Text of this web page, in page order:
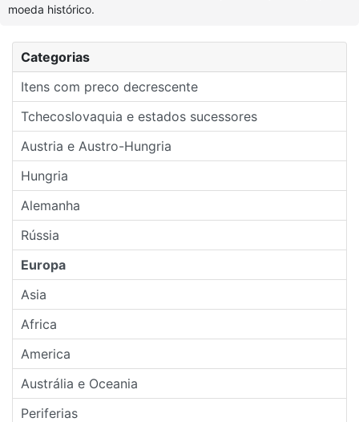
Categorias
Itens com preco decrescente
Tchecoslovaquia e estados sucessores
Austria e Austro-Hungria
Hungria
Alemanha
Rússia
Europa
Asia
Africa
America
Austrália e Oceania
Periferias
moeda histórico.